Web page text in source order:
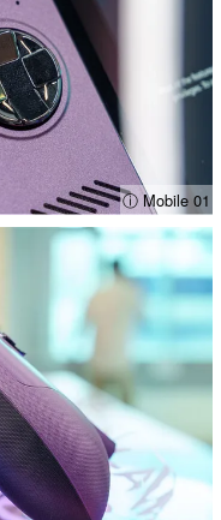
ⓘ Mobile 01